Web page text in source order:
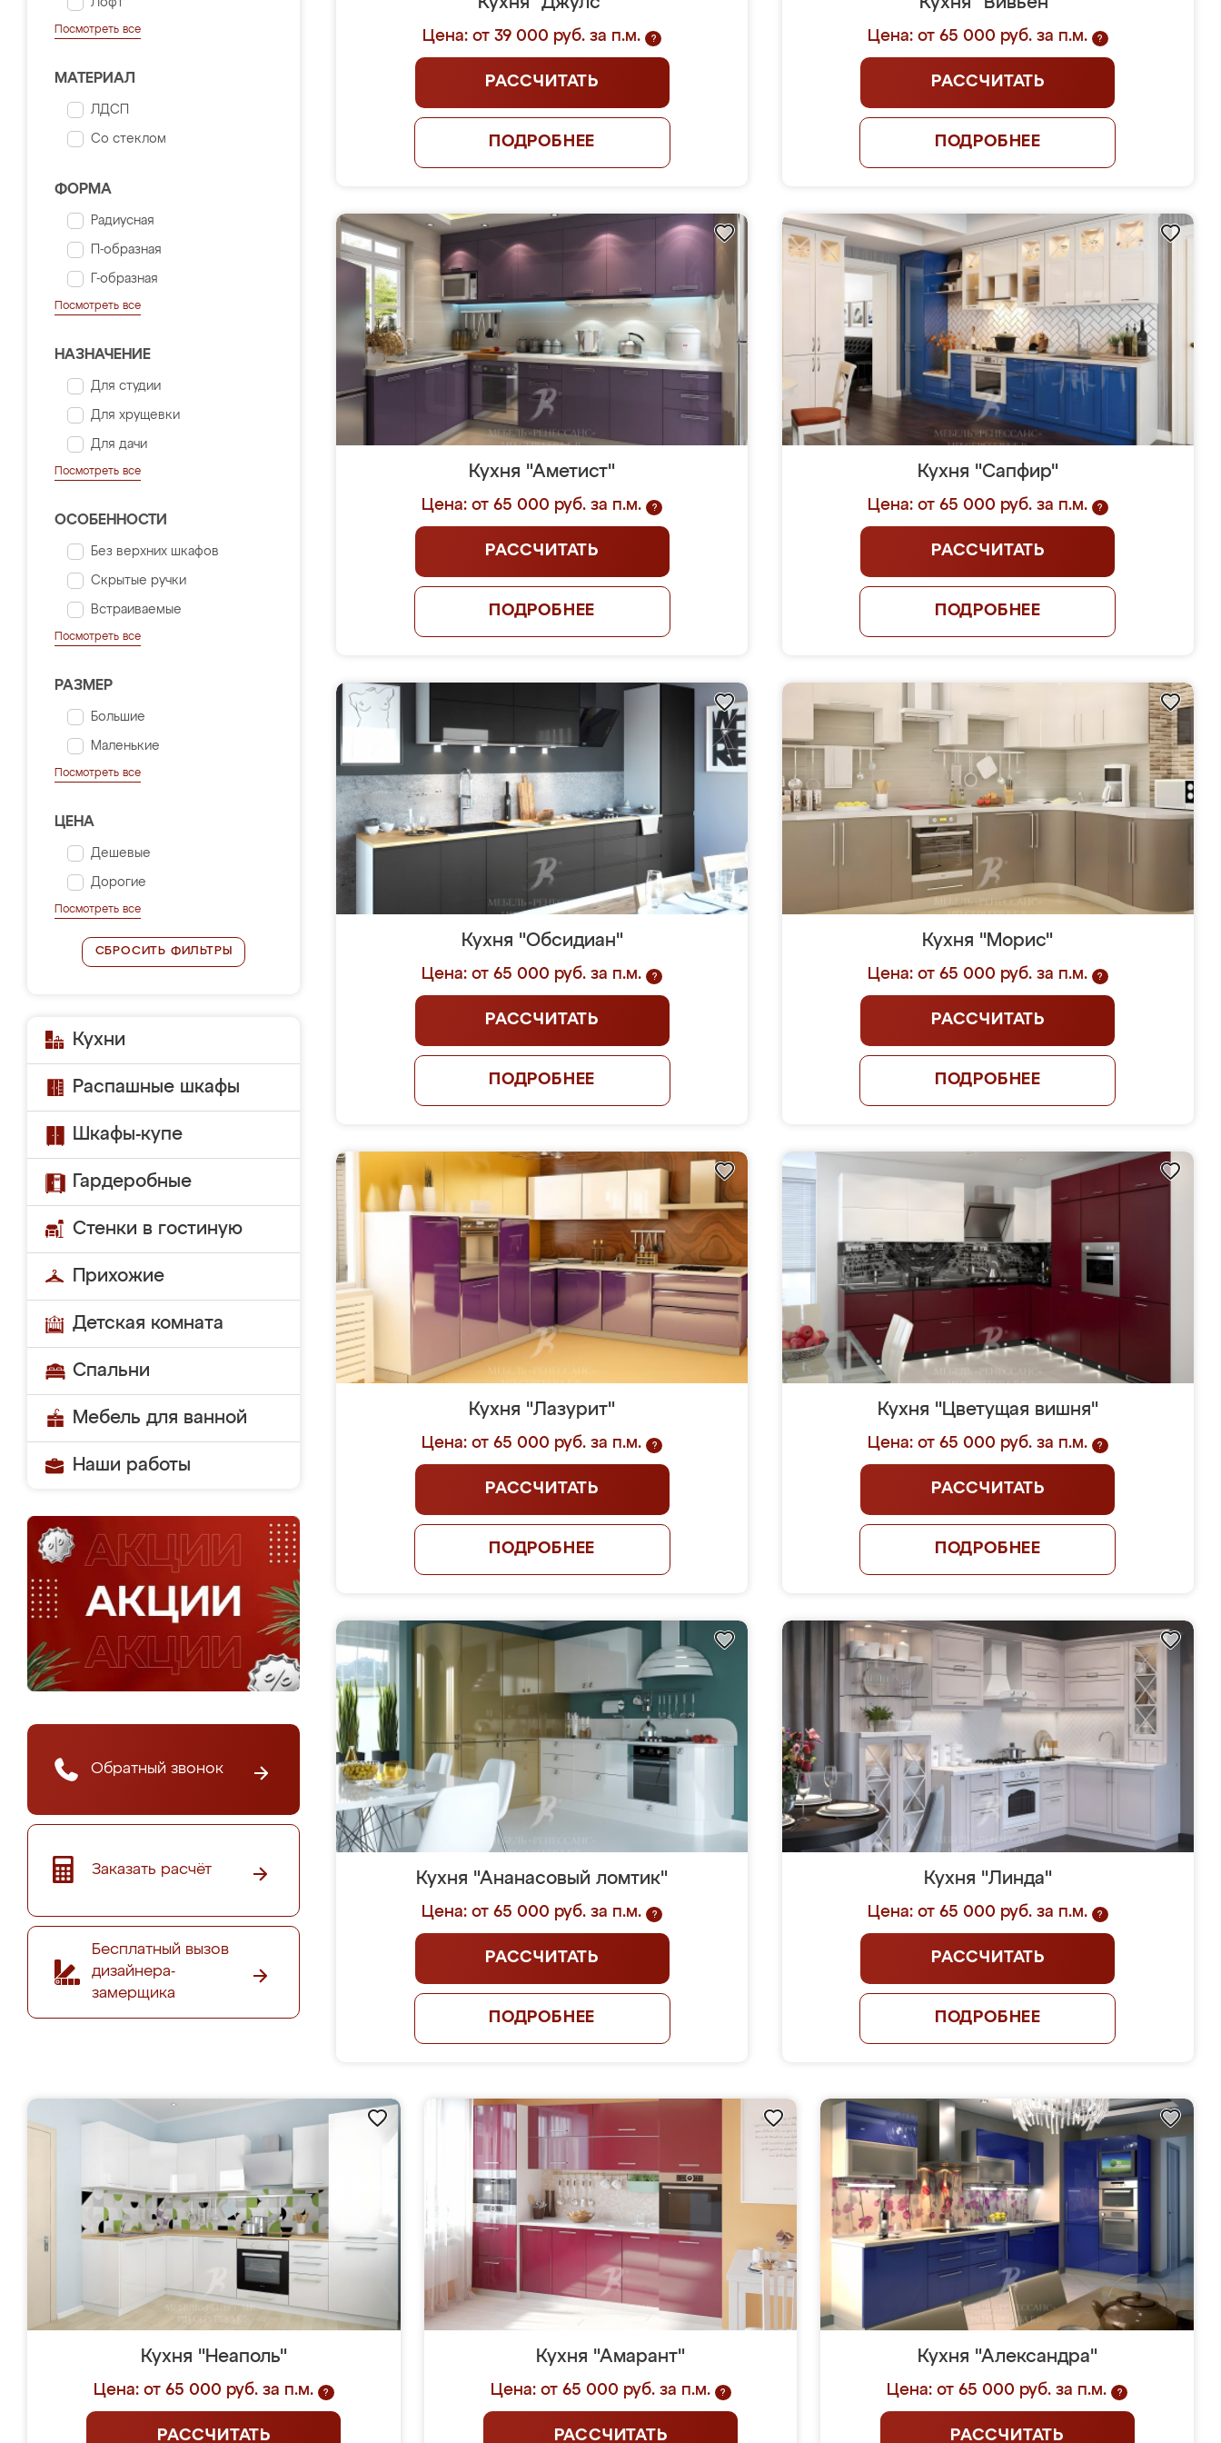
Лофт
Посмотреть все
МАТЕРИАЛ
ЛДСП
Со стеклом
ФОРМА
Радиусная
П-образная
Г-образная
Посмотреть все
НАЗНАЧЕНИЕ
Для студии
Для хрущевки
Для дачи
Посмотреть все
ОСОБЕННОСТИ
Без верхних шкафов
Скрытые ручки
Встраиваемые
Посмотреть все
РАЗМЕР
Большие
Маленькие
Посмотреть все
ЦЕНА
Дешевые
Дорогие
Посмотреть все
СБРОСИТЬ ФИЛЬТРЫ
Кухни
Распашные шкафы
Шкафы-купе
Гардеробные
Стенки в гостиную
Прихожие
Детская комната
Спальни
Мебель для ванной
Наши работы
Обратный звонок
Заказать расчёт
Бесплатный вызов
дизайнера-
замерщика
Цена: от 39 000 руб. за п.м. ?
РАССЧИТАТЬ
ПОДРОБНЕЕ
Цена: от 65 000 руб. за п.м. ?
РАССЧИТАТЬ
ПОДРОБНЕЕ
Кухня "Аметист"
Цена: от 65 000 руб. за п.м. ?
РАССЧИТАТЬ
ПОДРОБНЕЕ
Кухня "Сапфир"
Цена: от 65 000 руб. за п.м. ?
РАССЧИТАТЬ
ПОДРОБНЕЕ
Кухня "Обсидиан"
Цена: от 65 000 руб. за п.м. ?
РАССЧИТАТЬ
ПОДРОБНЕЕ
Кухня "Морис"
Цена: от 65 000 руб. за п.м. ?
РАССЧИТАТЬ
ПОДРОБНЕЕ
Кухня "Лазурит"
Цена: от 65 000 руб. за п.м. ?
РАССЧИТАТЬ
ПОДРОБНЕЕ
Кухня "Цветущая вишня"
Цена: от 65 000 руб. за п.м. ?
РАССЧИТАТЬ
ПОДРОБНЕЕ
Кухня "Ананасовый ломтик"
Цена: от 65 000 руб. за п.м. ?
РАССЧИТАТЬ
ПОДРОБНЕЕ
Кухня "Линда"
Цена: от 65 000 руб. за п.м. ?
РАССЧИТАТЬ
ПОДРОБНЕЕ
Кухня "Неаполь"
Цена: от 65 000 руб. за п.м. ?
РАССЧИТАТЬ
Кухня "Амарант"
Цена: от 65 000 руб. за п.м. ?
РАССЧИТАТЬ
Кухня "Александра"
Цена: от 65 000 руб. за п.м. ?
РАССЧИТАТЬ